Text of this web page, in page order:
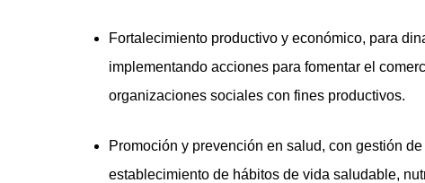
Fortalecimiento productivo y económico, para
implementando acciones para fomentar el
organizaciones sociales con fines productivos.
Promoción y prevención en salud, con gestión
establecimiento de hábitos de vida saludable,